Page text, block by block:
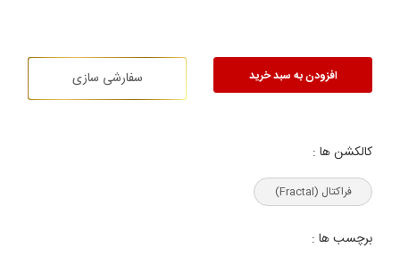
افزودن به سبد خرید سفارشی سازی
کالکشن ها :
فراکتال (Fractal)
برچسب ها :